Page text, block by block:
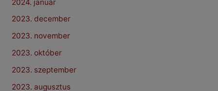
2024. január
2023. december
2023. november
2023. október
2023. szeptember
2023. augusztus